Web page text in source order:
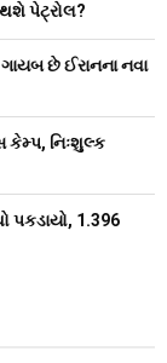
C
પેટ્રોલ?
છે ઈરાનના નવા
કેમ્પ, નિઃશુલ્ક
પકડાયો, 1.396